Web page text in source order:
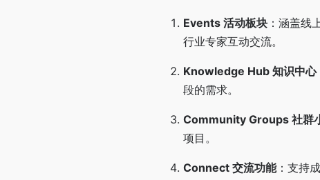
Events 活动板块 ：涵盖线
行业专家互动交流。
Knowledge Hub 知识中心
段的需求。
Community Groups 社群
项目。
Connect 交流功能：支持